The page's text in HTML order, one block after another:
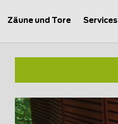
Zäune und Tore Services